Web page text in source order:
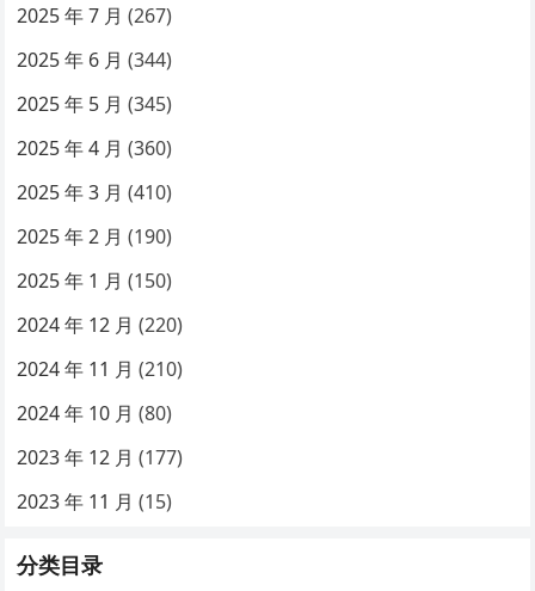
2025 年 7 月 (267)
2025 年 6 月 (344)
2025 年 5 月 (345)
2025 年 4 月 (360)
2025 年 3 月 (410)
2025 年 2 月 (190)
2025 年 1 月 (150)
2024 年 12 月 (220)
2024 年 11 月 (210)
2024 年 10 月 (80)
2023 年 12 月 (177)
2023 年 11 月 (15)
分类目录